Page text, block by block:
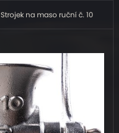
Strojek na maso ruční č. 10